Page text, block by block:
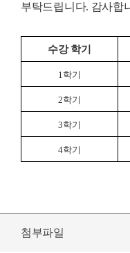
부탁드립니다. 감사합
수강 학기
1학기
2학기
3학기
4학기
첨부파일